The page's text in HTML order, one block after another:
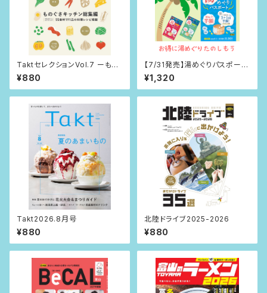
TaktセレクションVol.7 ーもの
ぐさキッチン総集編ー
¥880
【7/31発売】湯めぐりパスポート
2026夏・秋
¥1,320
Takt2026.8月号
¥880
北陸ドライブ2025-2026
¥880